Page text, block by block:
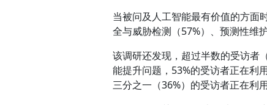
当被问及人工智能最有价值的方面
全与威胁检测（57%）、预测性维
该调研还发现，超过半数的受访者
能提升问题，53%的受访者正在利
三分之一（36%）的受访者正在利